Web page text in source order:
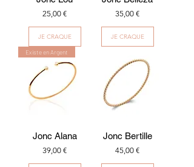
Prix
25,00 €
JE CRAQUE
Prix
35,00 €
JE CRAQUE
Existe en Argent
Jonc Alana
Prix
39,00 €
Jonc Bertille
Prix
45,00 €